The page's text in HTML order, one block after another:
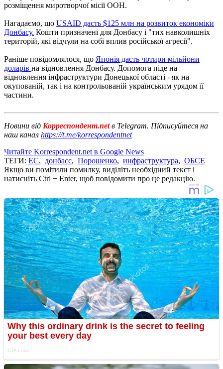
розміщення миротворчої місії ООН.
Нагадаємо, що USAID дасть $125 млн на розвиток економіки
Донбасу. Кошти призначені для Донбасу і "тих навколишніх
територій, які відчули на собі вплив російської агресії".
Раніше повідомлялося, що Японія дасть чотири мільйони
доларів на відновлення Донбасу. Допомога піде на
відновлення інфраструктури Донецької області - як на
окупованій, так і на контрольованій українським урядом її
частини.
Новини від Корреспондент.netв Telegram. Підписуйтеся на
наш канал https://t.me/korrespondentnet
Читайте Korrespondent.net в Google News
ТЕГИ: ЕС, донбасс, Порошенко, инфраструктура, ОБСЕ
Якщо ви помітили помилку, виділіть необхідний текст і
натисніть Ctrl + Enter, щоб повідомити про це редакцію.